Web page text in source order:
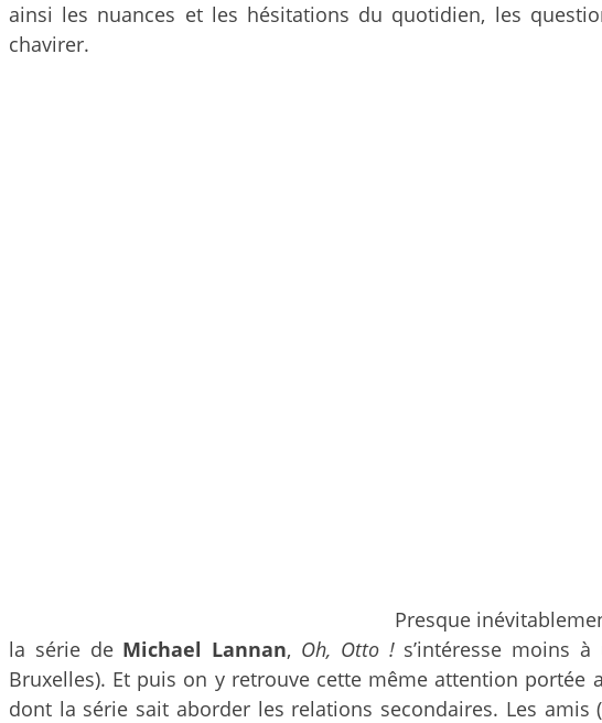
ainsi les nuances et les hésitations du quotidien, les
chavirer.
Presque
la série de Michael Lannan, Oh, Otto !s’intéresse moins à
Bruxelles). Et puis on y retrouve cette même attention
dont la série sait aborder les relations secondaires. Les